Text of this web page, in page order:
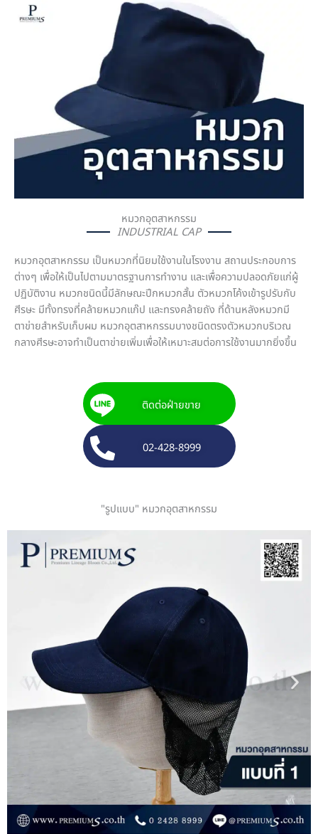
หมวกอุตสาหกรรม
INDUSTRIAL CAP
หมวกอุตสาหกรรม เป็นหมวกที่นิยมใช้งานในโรงงาน สถานประกอบการ
ต่างๆ เพื่อให้เป็นไปตามมาตรฐานการทำงาน และเพื่อความปลอดภัยแก่ผู้
ปฏิบัติงาน หมวกชนิดนี้มีลักษณะปีกหมวกสั้น ตัวหมวกโค้งเข้ารูปรับกับ
ศีรษะ มีทั้งทรงที่คล้ายหมวกแก๊ป และทรงคล้ายถัง ที่ด้านหลังหมวกมี
ตาข่ายสำหรับเก็บผม หมวกอุตสาหกรรมบางชนิดตรงตัวหมวกบริเวณ
กลางศีรษะอาจทำเป็นตาข่ายเพิ่มเพื่อให้เหมาะสมต่อการใช้งานมากยิ่งขึ้น
ติดต่อฝ่ายขาย
02-428-8999
"รูปแบบ" หมวกอุตสาหกรรม